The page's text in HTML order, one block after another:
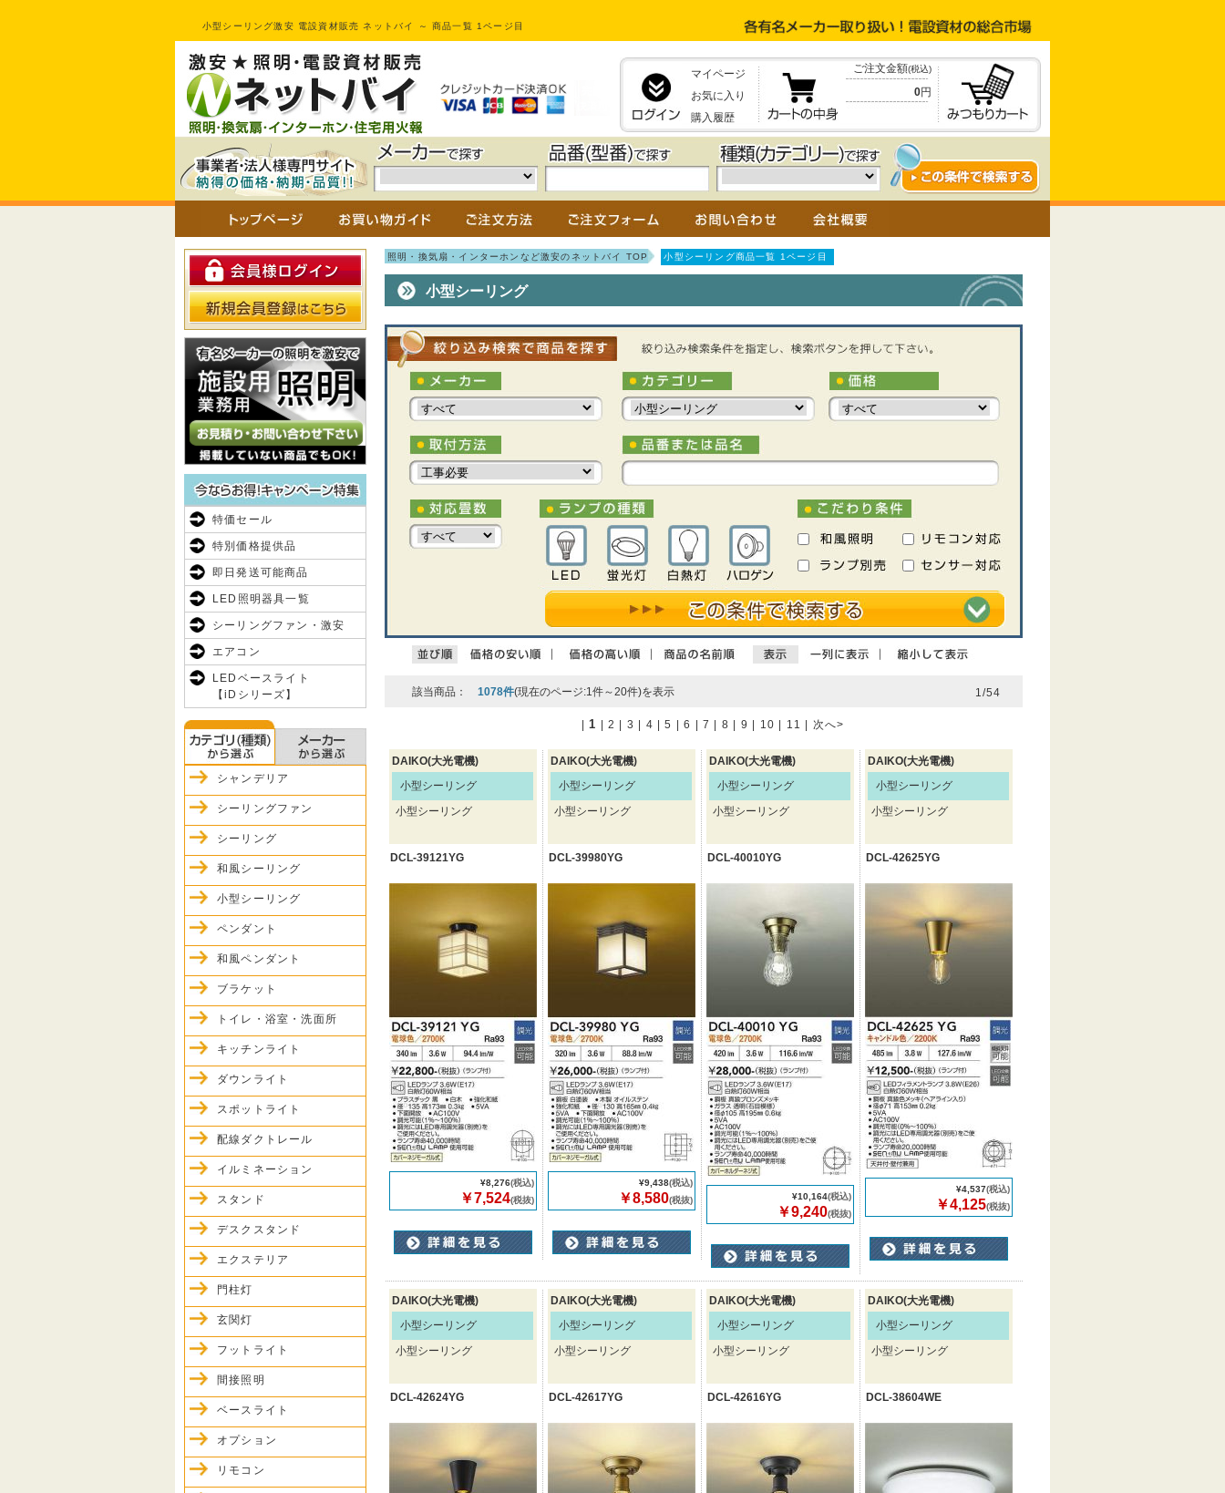
小型シーリング激安 電設資材販売 ネットバイ ～ 商品一覧 1ページ目
マイページ
お気に入り
購入履歴
ご注文金額(税込)
0円
照明・換気扇・インターホンなど激安のネットバイ TOP 小型シーリング商品一覧 1ページ目
小型シーリング
該当商品： 1078件(現在のページ:1件～20件)を表示 1/54
|1 |2 3 4 |5 |6 |7 8 9 10 11 次へ>
DAIKO(大光電機)
小型シーリング
小型シーリング
DCL-39121YG
¥8,276(税込)
￥7,524(税抜)
DAIKO(大光電機)
小型シーリング
小型シーリング
DCL-39980YG
¥9,438(税込)
￥8,580(税抜)
DAIKO(大光電機)
小型シーリング
小型シーリング
DCL-40010YG
¥10,164(税込)
￥9,240(税抜)
DAIKO(大光電機)
小型シーリング
小型シーリング
DCL-42625YG
¥4,537(税込)
￥4,125(税抜)
DAIKO(大光電機)
小型シーリング
小型シーリング
DCL-42624YG
DAIKO(大光電機)
小型シーリング
小型シーリング
DCL-42617YG
DAIKO(大光電機)
小型シーリング
小型シーリング
DCL-42616YG
DAIKO(大光電機)
小型シーリング
小型シーリング
DCL-38604WE
特価セール
特別価格提供品
即日発送可能商品
LED照明器具一覧
シーリングファン・激安
エアコン
LEDベースライト
【iDシリーズ】
シャンデリア
シーリングファン
シーリング
和風シーリング
小型シーリング
ペンダント
和風ペンダント
ブラケット
トイレ・浴室・洗面所
キッチンライト
ダウンライト
スポットライト
配線ダクトレール
イルミネーション
スタンド
デスクスタンド
エクステリア
門柱灯
玄関灯
フットライト
間接照明
ベースライト
オプション
リモコン